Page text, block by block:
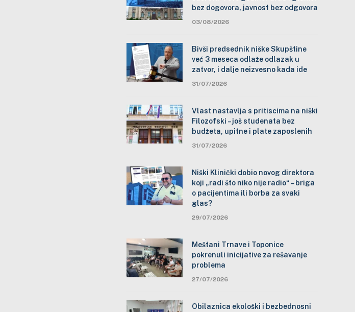
bez dogovora, javnost bez odgovora
03/08/2026
Bivši predsednik niške Skupštine
već 3 meseca odlaže odlazak u
zatvor, i dalje neizvesno kada ide
31/07/2026
Vlast nastavlja s pritiscima na niški
Filozofski – još studenata bez
budžeta, upitne i plate zaposlenih
31/07/2026
Niški Klinički dobio novog direktora
koji „radi što niko nije radio“ – briga
o pacijentima ili borba za svaki
glas?
29/07/2026
Meštani Trnave i Toponice
pokrenuli inicijative za rešavanje
problema
27/07/2026
Obilaznica ekološki i bezbednosni